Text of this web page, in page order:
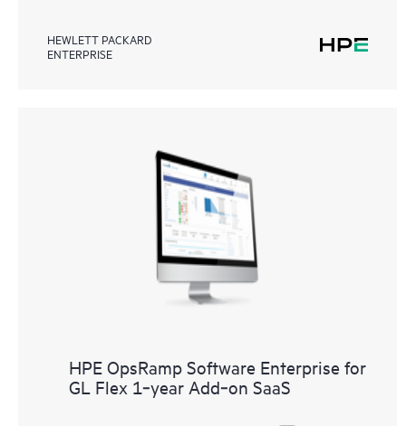
HEWLETT PACKARD
ENTERPRISE
HPE OpsRamp Software Enterprise for
GL Flex 1‑year Add‑on SaaS